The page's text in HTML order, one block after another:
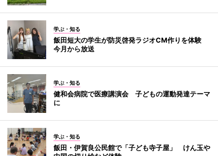
学ぶ・知る
飯田短大の学生が防災啓発ラジオCM作りを体験
今月から放送
学ぶ・知る
健和会病院で医療講演会 子どもの運動発達テーマ
に
学ぶ・知る
飯田・伊賀良公民館で「子ども寺子屋」 けん玉や